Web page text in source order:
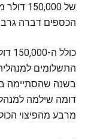
הכספים דברה גרבר
מרבע מהפיצוי